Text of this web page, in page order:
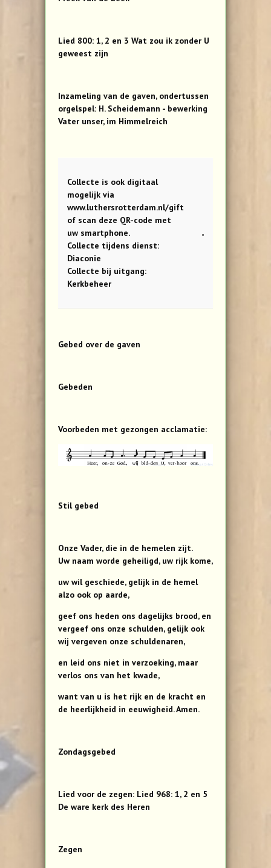
Lied 800: 1, 2 en 3 Wat zou ik zonder U
geweest zijn
Inzameling van de gaven, ondertussen
orgelspel: H. Scheidemann - bewerking
Vater unser, im Himmelreich
Collecte is ook digitaal
mogelijk via
www.luthersrotterdam.nl/gift
of scan deze QR-code met
uw smartphone.
Collecte tijdens dienst:
Diaconie
Collecte bij uitgang:
Kerkbeheer
Gebed over de gaven
Gebeden
Voorbeden met gezongen acclamatie:
Stil gebed
Onze Vader, die in de hemelen zijt.
Uw naam worde geheiligd, uw rijk kome,
uw wil geschiede, gelijk in de hemel
alzo ook op aarde,
geef ons heden ons dagelijks brood, en
vergeef ons onze schulden, gelijk ook
wij vergeven onze schuldenaren,
en leid ons niet in verzoeking, maar
verlos ons van het kwade,
want van u is het rijk en de kracht en
de heerlijkheid in eeuwigheid. Amen.
Zondagsgebed
Lied voor de zegen: Lied 968: 1, 2 en 5
De ware kerk des Heren
Zegen